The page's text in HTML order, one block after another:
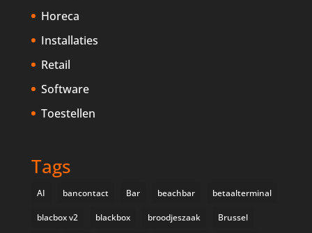
Horeca
Installaties
Retail
Software
Toestellen
Tags
AI bancontact Bar beachbar betaalterminal
blacbox v2 blackbox broodjeszaak Brussel